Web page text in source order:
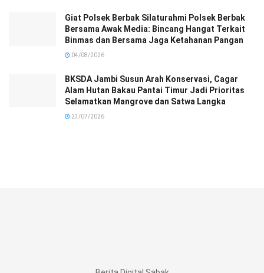
Giat Polsek Berbak Silaturahmi Polsek Berbak
Bersama Awak Media: Bincang Hangat Terkait
Binmas dan Bersama Jaga Ketahanan Pangan
04/08/2026
BKSDA Jambi Susun Arah Konservasi, Cagar
Alam Hutan Bakau Pantai Timur Jadi Prioritas
Selamatkan Mangrove dan Satwa Langka
23/07/2026